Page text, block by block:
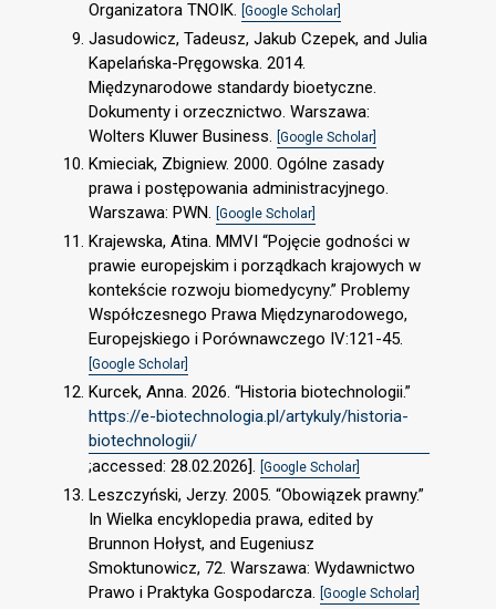
Organizatora TNOIK. [Google Scholar]
Jasudowicz, Tadeusz, Jakub Czepek, and Julia
Kapelańska-Pręgowska. 2014.
Międzynarodowe standardy bioetyczne.
Dokumenty i orzecznictwo. Warszawa:
Wolters Kluwer Business.
[Google Scholar]
Kmieciak, Zbigniew. 2000. Ogólne zasady
prawa i postępowania administracyjnego.
Warszawa: PWN. [Google Scholar]
Krajewska, Atina. MMVI “Pojęcie godności w
prawie europejskim i porządkach krajowych w
kontekście rozwoju biomedycyny.” Problemy
Współczesnego Prawa Międzynarodowego,
Europejskiego i Porównawczego IV:121-45.
[Google Scholar]
Kurcek, Anna. 2026. “Historia biotechnologii.”
https://e-biotechnologia.pl/artykuly/historia-
biotechnologii/
;accessed: 28.02.2026]. [Google Scholar]
Leszczyński, Jerzy. 2005. “Obowiązek prawny.”
In Wielka encyklopedia prawa, edited by
Brunnon Hołyst, and Eugeniusz
Smoktunowicz, 72. Warszawa: Wydawnictwo
Prawo i Praktyka Gospodarcza.
[Google Scholar]